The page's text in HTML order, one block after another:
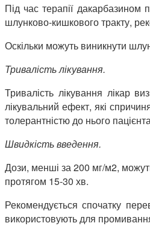
Під час терапії дакарбазином
шлунково-кишкового тракту,
Оскільки можуть виникнути
Тривалість лікування.
Тривалість лікування лікар
лікувальний ефект, які
толерантністю до нього
Швидкість введення.
Дози, менші за 200 мг/м2,
протягом 15-30 хв.
Рекомендується спочатку
використовують для